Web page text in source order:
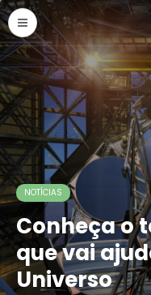
NOTÍCIAS
Conheça o
que vai
Universo